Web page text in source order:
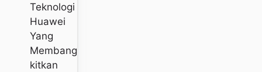
Teknologi
Huawei
Yang
Membang
Kitkan